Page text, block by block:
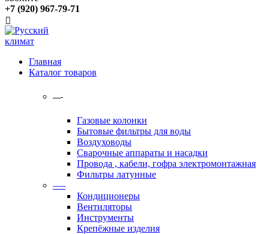
+7 (920) 967-79-71
Главная
Каталог товаров
—-
Газовые колонки
Бытовые фильтры для воды
Воздуховоды
Сварочные аппараты и насадки
Провода , кабели, гофра электромонтажная
Фильтры латунные
—-
Кондиционеры
Вентиляторы
Инструменты
Крепёжные изделия